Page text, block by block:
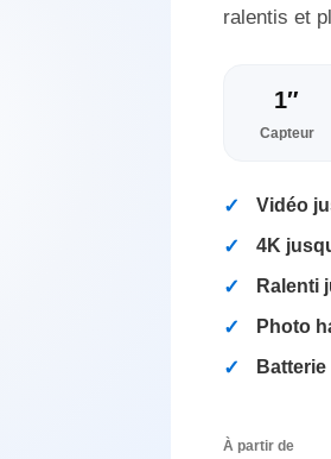
ralentis et
1″
Capteur
Vidéo
4K
Ralenti
Photo
À partir de